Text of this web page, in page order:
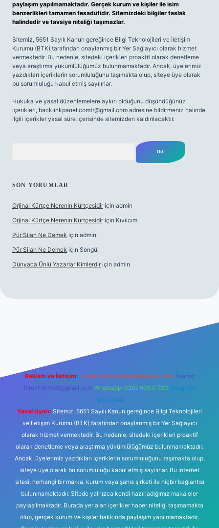
paylaşım yapılmamaktadır. Gerçek kurum ve kişiler ile isim
benzerlikleri tamamen tesadüfidir. Sitemizdeki bilgiler taslak
halindedir ve tavsiye niteliği taşımazlar.
Sitemiz, 5651 Sayılı Kanun gereğince Bilgi Teknolojileri ve İletişim
Kurumu (BTK) tarafından onaylanmış bir Yer Sağlayıcı olarak hizmet
vermektedir. Bu nedenle, sitedeki içerikleri proaktif olarak denetleme
veya araştırma yükümlülüğümüz bulunmamaktadır. Ancak, üyelerimiz
yazdıkları içeriklerin sorumluluğunu taşımakta olup, siteye üye olarak
bu sorumluluğu kabul etmiş sayılırlar.
Hukuka ve yasal düzenlemelere aykırı olduğunu düşündüğünüz
içerikleri, backlinkpanelicomtr@gmail.com adresine bildirmeniz halinde,
ilgili içerikler yasal süre içerisinde sitemizden kaldırılacaktır.
SON YORUMLAR
Orjinal Kürtçe Nerenin Kürtçesidir için admin
Orjinal Kürtçe Nerenin Kürtçesidir için Kıvılcım
Pür Silah Ne Demek için admin
Pür Silah Ne Demek için Songül
Dünyaca Ünlü Yazarlar Kimlerdir için admin
Reklam ve İletişim: E-mail: backlinkpaneli@gmail.com Teams:
forumhizmeti@gmail.com Whatsapp: 0262 606 0 726 Telegram:
@karabul
Yasal Uyarı: Sitemiz, 5651 Sayılı Kanun gereğince Bilgi Teknolojileri
ve İletişim Kurumu (BTK) tarafından onaylanmış bir Yer Sağlayıcı
olarak hizmet vermektedir. Bu nedenle, sitedeki içerikleri proaktif
olarak denetleme veya araştırma yükümlülüğümüz bulunmamaktadır.
Ancak, üyelerimiz yazdıkları içeriklerin sorumluluğunu taşımakta olup,
siteye üye olarak bu sorumluluğu kabul etmiş sayılırlar. Bu internet
sitesi, herhangi bir marka, kurum veya şahıs şirketi ile hiçbir bağlantısı
bulunmamaktadır. Sitede yalnızca kendi hazırladığımız makaleler
paylaşılmaktadır. Burada yer alan içerikler haber niteliği taşımamakta
olup, gerçek kurum ve kişiler hakkında paylaşım yapılmamaktadır.